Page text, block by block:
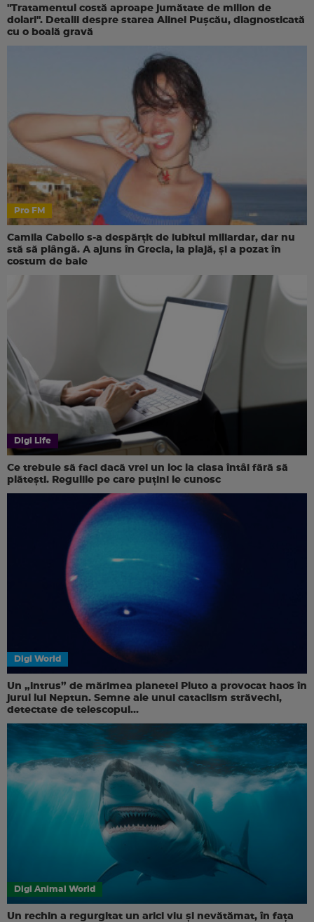
"Tratamentul costă aproape jumătate de milion de
dolari". Detalii despre starea Alinei Pușcău, diagnosticată
cu o boală gravă
Pro FM
Camila Cabello s-a despărțit de iubitul miliardar, dar nu
stă să plângă. A ajuns în Grecia, la plajă, și a pozat în
costum de baie
Digi Life
Ce trebuie să faci dacă vrei un loc la clasa întâi fără să
plătești. Regulile pe care puțini le cunosc
Digi World
Un „intrus” de mărimea planetei Pluto a provocat haos în
jurul lui Neptun. Semne ale unui cataclism străvechi,
detectate de telescopul...
Digi Animal World
Un rechin a regurgitat un arici viu și nevătămat, în fața